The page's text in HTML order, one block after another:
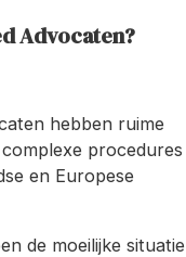
Advocaten?
hebben ruime
procedures
en Europese
de moeilijke situatie